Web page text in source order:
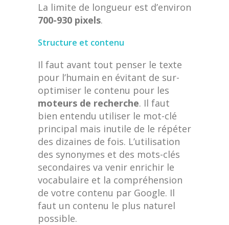
La limite de longueur est d’environ
700-930 pixels.
Structure et contenu
Il faut avant tout penser le texte
pour l’humain en évitant de sur-
optimiser le contenu pour les
moteurs de recherche. Il faut
bien entendu utiliser le mot-clé
principal mais inutile de le répéter
des dizaines de fois. L’utilisation
des synonymes et des mots-clés
secondaires va venir enrichir le
vocabulaire et la compréhension
de votre contenu par Google. Il
faut un contenu le plus naturel
possible.